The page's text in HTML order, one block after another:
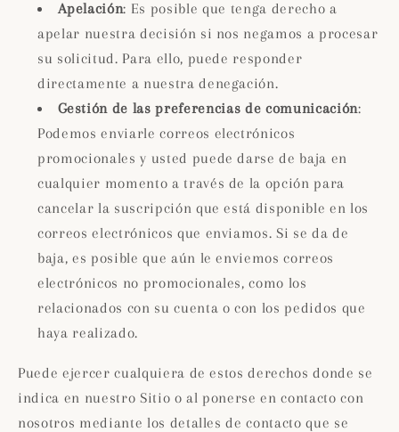
Apelación: Es posible que tenga derecho a
apelar nuestra decisión si nos negamos a procesar
su solicitud. Para ello, puede responder
directamente a nuestra denegación.
Gestión de las preferencias de comunicación:
Podemos enviarle correos electrónicos
promocionales y usted puede darse de baja en
cualquier momento a través de la opción para
cancelar la suscripción que está disponible en los
correos electrónicos que enviamos. Si se da de
baja, es posible que aún le enviemos correos
electrónicos no promocionales, como los
relacionados con su cuenta o con los pedidos que
haya realizado.
Puede ejercer cualquiera de estos derechos donde se
indica en nuestro Sitio o al ponerse en contacto con
nosotros mediante los detalles de contacto que se